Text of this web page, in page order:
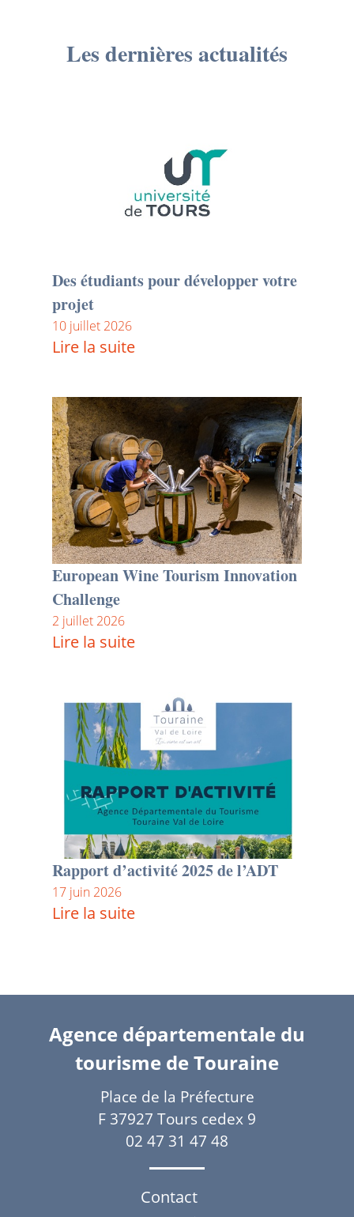
Les dernières actualités
Des étudiants pour développer votre
projet
10 juillet 2026
Lire la suite
European Wine Tourism Innovation
Challenge
2 juillet 2026
Lire la suite
Rapport d’activité 2025 de l’ADT
17 juin 2026
Lire la suite
Agence départementale du
tourisme de Touraine
Place de la Préfecture
F 37927 Tours cedex 9
02 47 31 47 48
Contact